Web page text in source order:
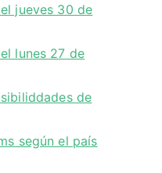
jueves 30 de
lunes 27 de
de
según el país